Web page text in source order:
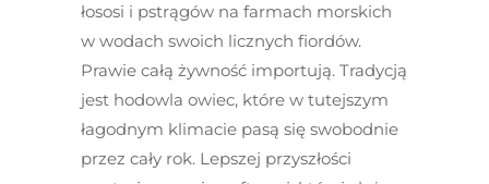
łososi i pstrągów na farmach morskich
w wodach swoich licznych fiordów.
Prawie całą żywność importują. Tradycją
jest hodowla owiec, które w tutejszym
łagodnym klimacie pasą się swobodnie
przez cały rok. Lepszej przyszłości